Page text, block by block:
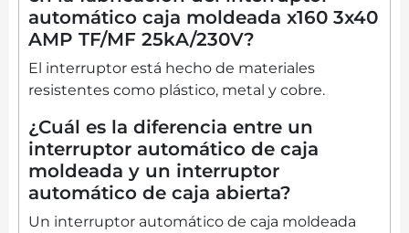
automático caja moldeada x160 3x40
AMP TF/MF 25kA/230V?
El interruptor está hecho de materiales
resistentes como plástico, metal y cobre.
¿Cuál es la diferencia entre un
interruptor automático de caja
moldeada y un interruptor
automático de caja abierta?
Un interruptor automático de caja moldeada